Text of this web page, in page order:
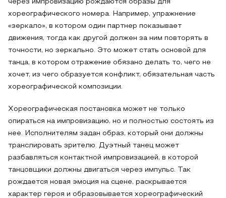
через импровизацию рождаются образы для
хореографического номера. Например, упражнение
«зеркало», в котором один партнер показывает
движения, тогда как другой должен за ним повторять в
точности, но зеркально. Это может стать основой для
танца, в котором отражение обязано делать то, чего не
хочет, из чего образуется конфликт, обязательная часть
хореографической композиции.
Хореографическая постановка может не только
опираться на импровизацию, но и полностью состоять из
нее. Исполнителям задан образ, который они должны
транслировать зрителю. Дуэтный танец может
разбавляться контактной импровизацией, в которой
танцовщики должны двигаться через импульс. Так
рождается новая эмоция на сцене, раскрывается
характер героя и образовывается хореографический